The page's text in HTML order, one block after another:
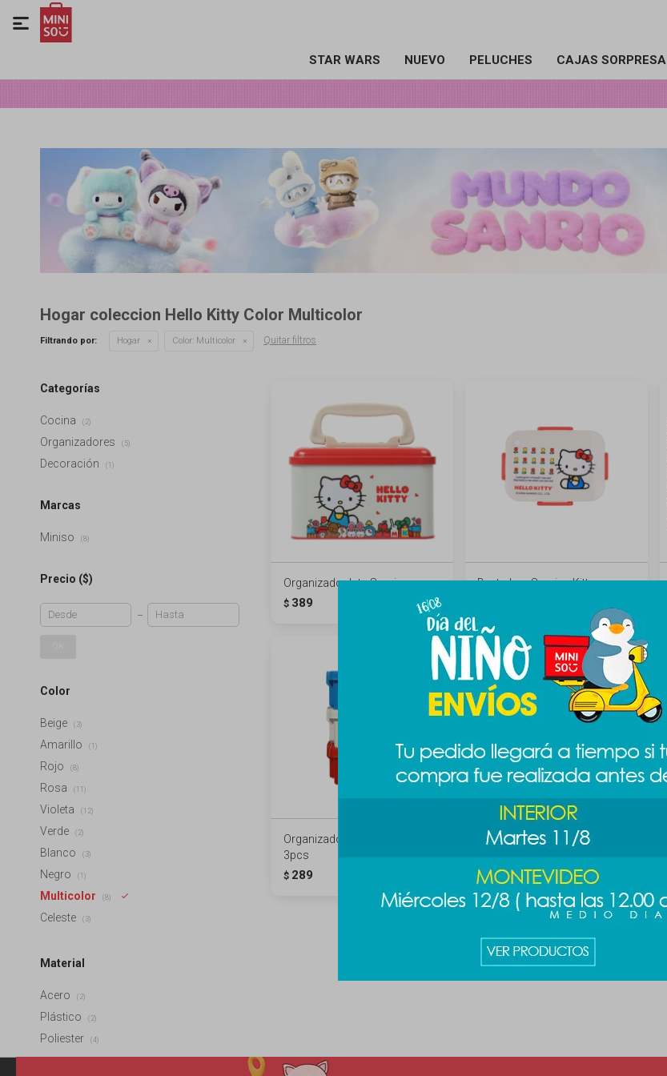
STAR WARS NUEVO PELUCHES CAJAS SORPRESA

Hogar coleccion Hello Kitty Color Multicolor
Filtrando por: Hogar Color: Multicolor Quitar filtros
Organizador lata Sanrio
$ 389
Bento box Sanrio - Kitty
Organizador apilable Sanrio
3pcs
$ 289
Jarro térmico Sanrio - Melody
Categorías
Cocina (2)
Organizadores (5)
Decoración (1)
Marcas
Miniso (8)
Precio ($)
Color
Beige (3)
Amarillo (1)
Rojo (8)
Rosa (11)
Violeta (12)
Verde (2)
Blanco (3)
Negro (1)
Multicolor (8)
Celeste (3)
Material
Acero (2)
Plástico (2)
Poliester (4)